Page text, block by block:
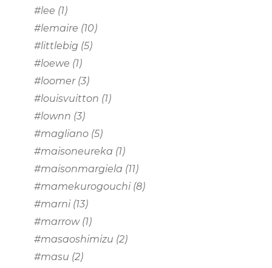
#lee (1)
#lemaire (10)
#littlebig (5)
#loewe (1)
#loomer(3)
#louisvuitton (1)
#lownn (3)
#magliano (5)
#maisoneureka (1)
#maisonmargiela (11)
#mamekurogouchi (8)
#marni (13)
#marrow(1)
#masaoshimizu (2)
#masu (2)